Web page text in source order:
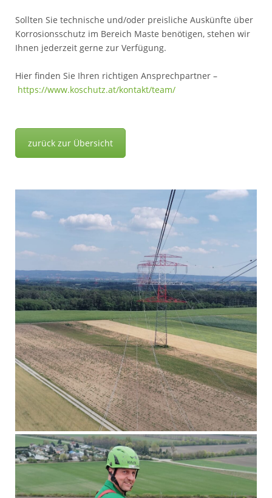
Sollten Sie technische und/oder preisliche Auskünfte über
Korrosionsschutz im Bereich Maste benötigen, stehen wir
Ihnen jederzeit gerne zur Verfügung.
Hier finden Sie Ihren richtigen Ansprechpartner –
https://www.koschutz.at/kontakt/team/
zurück zur Übersicht